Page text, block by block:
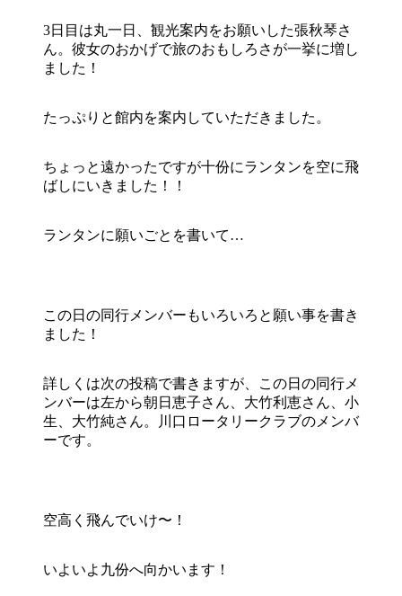
3日目は丸一日、観光案内をお願いした張秋琴さ
ん。彼女のおかげで旅のおもしろさが一挙に増し
ました！
たっぷりと館内を案内していただきました。
ちょっと遠かったですが十份にランタンを空に飛
ばしにいきました！！
ランタンに願いごとを書いて…
この日の同行メンバーもいろいろと願い事を書き
ました！
詳しくは次の投稿で書きますが、この日の同行メ
ンバーは左から朝日恵子さん、大竹利恵さん、小
生、大竹純さん。川口ロータリークラブのメンバ
ーです。
空高く飛んでいけ〜！
いよいよ九份へ向かいます！